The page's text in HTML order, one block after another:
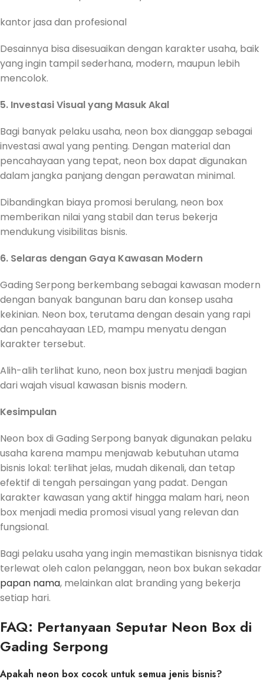
kantor jasa dan profesional
Desainnya bisa disesuaikan dengan karakter usaha, baik
yang ingin tampil sederhana, modern, maupun lebih
mencolok.
5. Investasi Visual yang Masuk Akal
Bagi banyak pelaku usaha, neon box dianggap sebagai
investasi awal yang penting. Dengan material dan
pencahayaan yang tepat, neon box dapat digunakan
dalam jangka panjang dengan perawatan minimal.
Dibandingkan biaya promosi berulang, neon box
memberikan nilai yang stabil dan terus bekerja
mendukung visibilitas bisnis.
6. Selaras dengan Gaya Kawasan Modern
Gading Serpong berkembang sebagai kawasan modern
dengan banyak bangunan baru dan konsep usaha
kekinian. Neon box, terutama dengan desain yang rapi
dan pencahayaan LED, mampu menyatu dengan
karakter tersebut.
Alih-alih terlihat kuno, neon box justru menjadi bagian
dari wajah visual kawasan bisnis modern.
Kesimpulan
Neon box di Gading Serpong banyak digunakan pelaku
usaha karena mampu menjawab kebutuhan utama
bisnis lokal: terlihat jelas, mudah dikenali, dan tetap
efektif di tengah persaingan yang padat. Dengan
karakter kawasan yang aktif hingga malam hari, neon
box menjadi media promosi visual yang relevan dan
fungsional.
Bagi pelaku usaha yang ingin memastikan bisnisnya tidak
terlewat oleh calon pelanggan, neon box bukan sekadar
papan nama, melainkan alat branding yang bekerja
setiap hari.
FAQ: Pertanyaan Seputar Neon Box di
Gading Serpong
Apakah neon box cocok untuk semua jenis bisnis?